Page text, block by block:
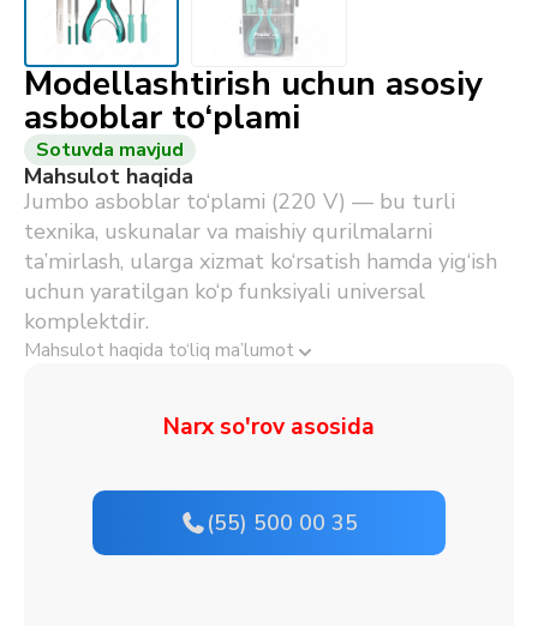
Modellashtirish uchun asosiy
asboblar to‘plami
Sotuvda mavjud
Mahsulot haqida
Jumbo asboblar to‘plami (220 V) — bu turli
texnika, uskunalar va maishiy qurilmalarni
ta’mirlash, ularga xizmat ko‘rsatish hamda yig‘ish
uchun yaratilgan ko‘p funksiyali universal
komplektdir.
Mahsulot haqida to‘liq ma’lumot
Narx so'rov asosida
(55) 500 00 35